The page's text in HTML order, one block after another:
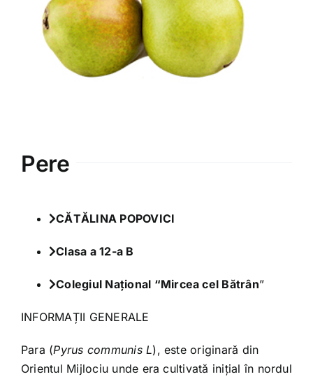
Varia
Clubul Iubim Fructele
Pere
CĂTĂLINA POPOVICI
Clasa a 12-a B
Colegiul Național “Mircea cel Bătrân”
INFORMAȚII GENERALE
Para (Pyrus communis L), este originară din
Orientul Mijlociu unde era cultivată iniţial în nordul